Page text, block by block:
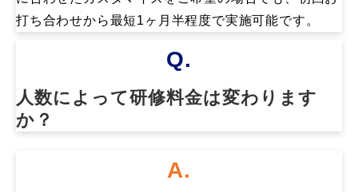
打ち合わせから最短1ヶ月半程度で実施可能です。
Q.
人数によって研修料金は変わります
か？
A.